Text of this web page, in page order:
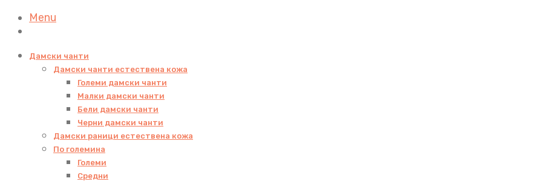
Menu
Дамски чанти
Дамски чанти естествена кожа
Големи дамски чанти
Малки дамски чанти
Бели дамски чанти
Черни дамски чанти
Дамски раници естествена кожа
По големина
Големи
Средни